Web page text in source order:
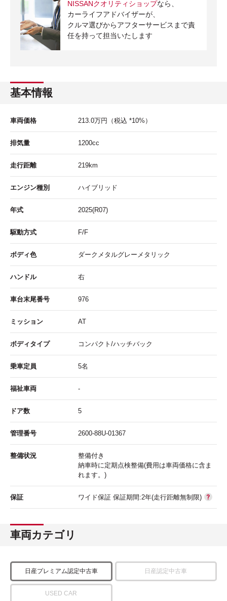
NISSANクオリティショップなら、
カーライフアドバイザーが、
クルマ選びからアフターサービスまで責
任を持って担当いたします
基本情報
車両価格 213.0万円 （税込 *10%）
排気量 1200cc
走行距離 219km
エンジン種別 ハイブリッド
年式 2025(R07)
駆動方式 F/F
ボディ色 ダークメタルグレーメタリック
ハンドル 右
車台末尾番号 976
ミッション AT
ボディタイプ コンパクト/ハッチバック
乗車定員 5名
福祉車両 -
ドア数 5
管理番号 2600-88U-01367
整備状況
整備付き
納車時に定期点検整備(費用は車両価格に含ま
れます。)
保証 ワイド保証 保証期間:2年(走行距離無制限)
車両カテゴリ
日産プレミアム認定中古車 日産認定中古車
USED CAR